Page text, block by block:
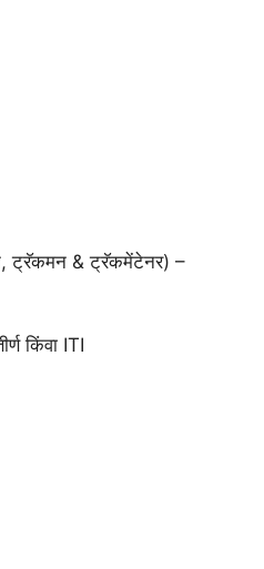
ट्रॅकमन & ट्रॅकमेंटेनर) –
किंवा ITI